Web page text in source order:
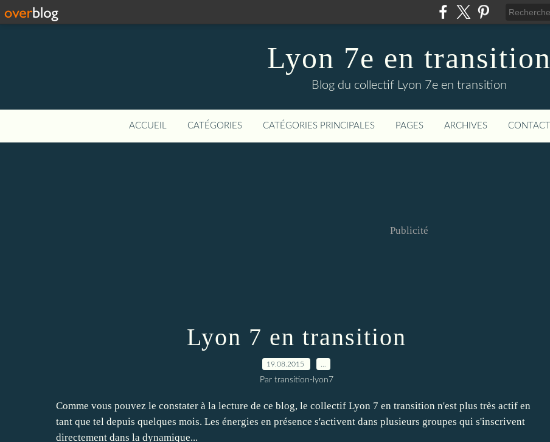
Lyon 7e en transition
Blog du collectif Lyon 7e en transition
ACCUEIL CATÉGORIES CATÉGORIES PRINCIPALES PAGES ARCHIVES CONTACT
Publicité
Lyon 7 en transition
19.08.2015
Par transition-lyon7
Comme vous pouvez le constater à la lecture de ce blog, le collectif Lyon 7 en transition n'est plus très actif en
tant que tel depuis quelques mois. Les énergies en présence s'activent dans plusieurs groupes qui s'inscrivent
directement dans la dynamique...